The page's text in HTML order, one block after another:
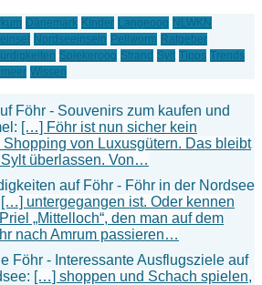
Dänemark KInder Langeoog NLWKN
Nordseeinseln Pellworm Ratgeber
Spiekeroog Strand Sylt Tipps Trends
Wissen
Föhr - Souvenirs zum kaufen und
[…] Föhr ist nun sicher kein
Shopping von Luxusgütern. Das bleibt
überlassen. Von…
auf Föhr - Föhr in der Nordsee
[…] untergegangen ist. Oder kennen
„Mittelloch“, den man auf dem
nach Amrum passieren…
Föhr - Interessante Ausflugsziele auf
[…] shoppen und Schach spielen,